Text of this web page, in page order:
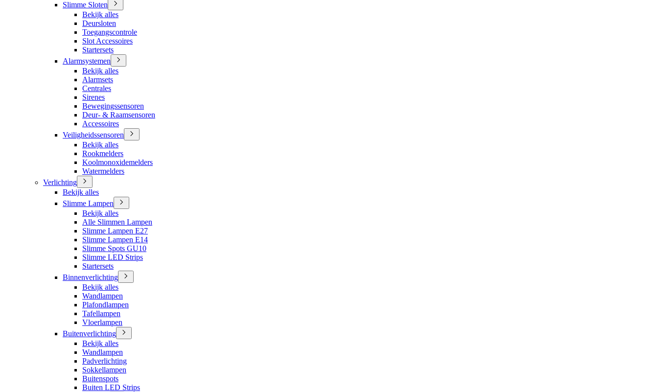
Slimme Sloten
Bekijk alles
Deursloten
Toegangscontrole
Slot Accessoires
Startersets
Alarmsystemen
Bekijk alles
Alarmsets
Centrales
Sirenes
Bewegingssensoren
Deur- & Raamsensoren
Accessoires
Veiligheidssensoren
Bekijk alles
Rookmelders
Koolmonoxidemelders
Watermelders
Verlichting
Bekijk alles
Slimme Lampen
Bekijk alles
Alle Slimmen Lampen
Slimme Lampen E27
Slimme Lampen E14
Slimme Spots GU10
Slimme LED Strips
Startersets
Binnenverlichting
Bekijk alles
Wandlampen
Plafondlampen
Tafellampen
Vloerlampen
Buitenverlichting
Bekijk alles
Wandlampen
Padverlichting
Sokkellampen
Buitenspots
Buiten LED Strips